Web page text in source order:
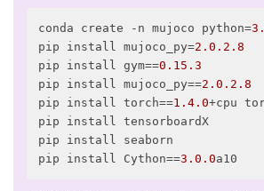
conda create -n mujoco python=
pip install mujoco_py=2.0 .2 .8
pip install gym==0.15 .3
pip install mujoco_py==2.0 .2 .8
pip install torch==1.4.0+cpu
pip install tensorboardX
pip install seaborn
pip install Cython==3.0 .0a10